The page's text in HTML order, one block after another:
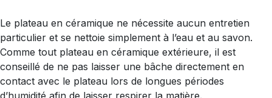
Le plateau en céramique ne nécessite aucun entretien
particulier et se nettoie simplement à l’eau et au savon.
Comme tout plateau en céramique extérieure, il est
conseillé de ne pas laisser une bâche directement en
contact avec le plateau lors de longues périodes
d’humidité afin de laisser respirer la matière.